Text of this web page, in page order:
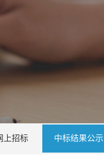
上招标 中标结果公示